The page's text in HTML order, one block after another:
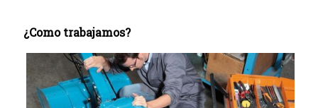
¿Como trabajamos?